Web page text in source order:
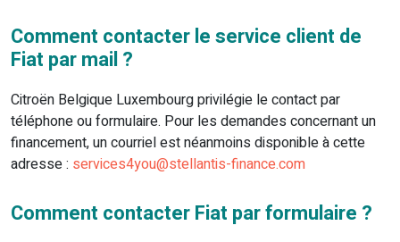
Comment contacter le service client de
Fiat par mail ?
Citroën Belgique Luxembourg privilégie le contact par
téléphone ou formulaire. Pour les demandes concernant un
financement, un courriel est néanmoins disponible à cette
adresse : services4you@stellantis-finance.com
Comment contacter Fiat par formulaire ?